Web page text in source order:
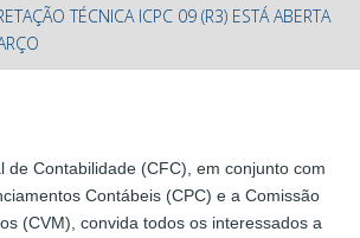
TÉCNICA ICPC 09 (R3) ESTÁ ABERTA
de Contabilidade (CFC), em conjunto com
Contábeis (CPC) e a Comissão
(CVM), convida todos os interessados a